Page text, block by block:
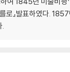
로』발표하였다. 1857
.